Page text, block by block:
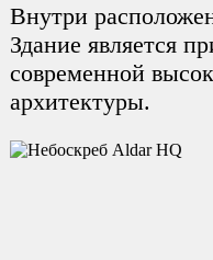
Внутри
Здание является
современной
архитектуры.